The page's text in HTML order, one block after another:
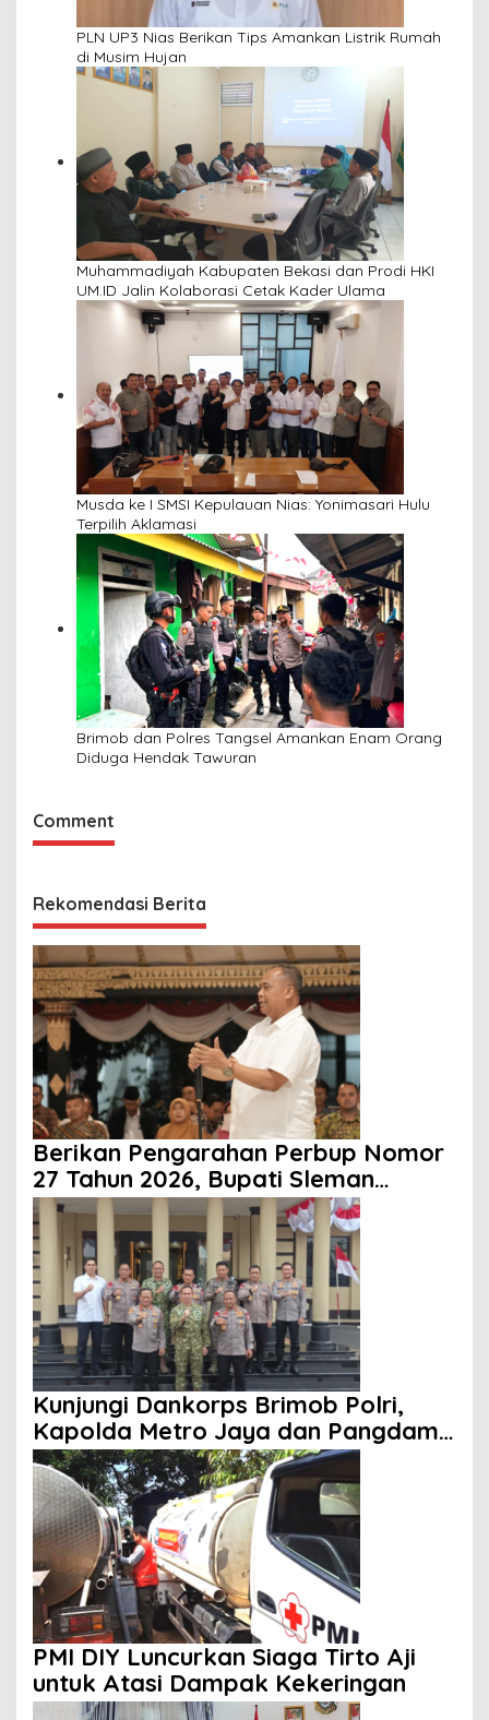
PLN UP3 Nias Berikan Tips Amankan Listrik Rumah
di Musim Hujan
Muhammadiyah Kabupaten Bekasi dan Prodi HKI
UM.ID Jalin Kolaborasi Cetak Kader Ulama
Musda ke I SMSI Kepulauan Nias: Yonimasari Hulu
Terpilih Aklamasi
Brimob dan Polres Tangsel Amankan Enam Orang
Diduga Hendak Tawuran
Comment
Rekomendasi Berita
Berikan Pengarahan Perbup Nomor
27 Tahun 2026, Bupati Sleman
Tekankan Profesionalisme dan
Pelayanan Masyarakat
Kunjungi Dankorps Brimob Polri,
Kapolda Metro Jaya dan Pangdam
Jaya Perkuat Soliditas TNI-Polri
PMI DIY Luncurkan Siaga Tirto Aji
untuk Atasi Dampak Kekeringan